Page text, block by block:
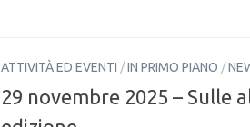
ATTIVITÀ ED EVENTI /IN PRIMO PIANO /
29 novembre 2025 – Sulle